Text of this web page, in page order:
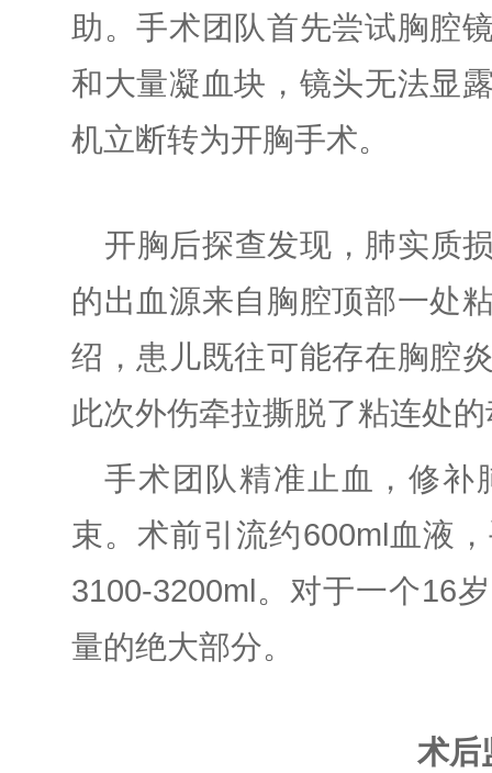
助。手术团队首先尝试胸腔
和大量凝血块，镜头无法显
机立断转为开胸手术。
开胸后探查发现，肺实质
的出血源来自胸腔顶部一处
绍，患儿既往可能存在胸腔
此次外伤牵拉撕脱了粘连处
手术团队精准止血，修补
束。 术前引流约600ml血液
3100-3200ml。对于一个16
量的绝大部分。
术后